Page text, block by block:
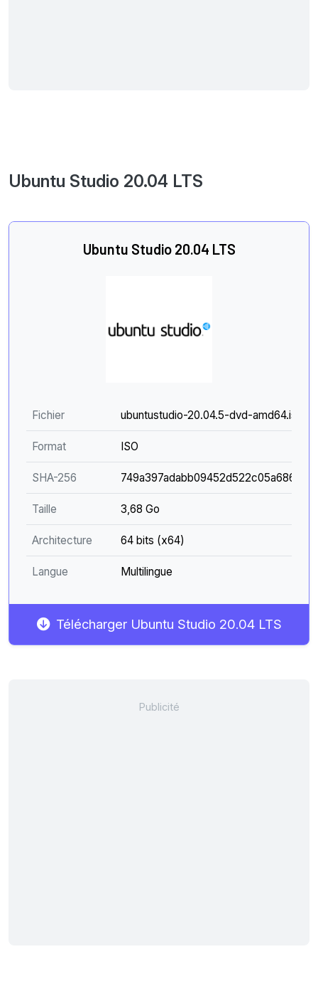
Ubuntu Studio 20.04 LTS
Ubuntu Studio 20.04 LTS
Fichier ubuntustudio-20.04.5-dvd-amd64.iso
Format ISO
SHA-256
Taille 3,68 Go
Architecture 64 bits (x64)
Langue Multilingue
Télécharger Ubuntu Studio 20.04 LTS